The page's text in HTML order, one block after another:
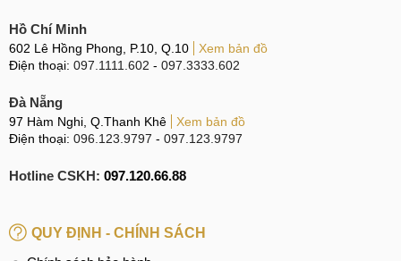
Những biểu hiện của lỗi máy ảnh trên Vivo iQOO Z6 hay
điện thoại di động có thể kể đến như:
Khi nào cần thay Camera trước, sau Vivo iQOO Z6?
có chất lượng kém, mờ, không sắc nét hay có đốm đen,...
Z6 không hoạt động, cái còn lại hoạt động bình thường.
Hồ Chí Minh
602 Lê Hồng Phong, P.10, Q.10
Xem bản đồ
Điện thoại: 097.1111.602 - 097.3333.602
Đà Nẵng
97 Hàm Nghi, Q.Thanh Khê
Xem bản đồ
Điện thoại: 096.123.9797 - 097.123.9797
Hotline CSKH: 097.120.66.88
QUY ĐỊNH - CHÍNH SÁCH